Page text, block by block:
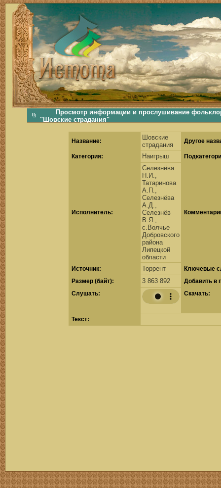
фольклорная музыка, фольклор хороводы бабушки русские народные песни послушать скачать каталог фольклора Скачать Поиск музыки, поиск фольклора, искать песни, как пели
Просмотр информации и прослушивание
"Шовские страдания"
Название:
Шовские
страдания
Другое
Категория: Наигрыш
Исполнитель:
Селезнёва
Н.И.,
Татаринова
А.П.,
Селезнёва
А.Д.,
Селезнёв
В.Я.,
с.Волчье
Добровского
района
Липецкой
области
Источник: Торрент
Ключевые
Размер (байт):
3 863 892
Добавить в
Cлушать:
Скачать:
Текст:
скачать mp3 бесплатно мп3,Россия,патриот,сохранение традиций,великая страна,история,тексты песен, описание песен, удобный каталог mp3 фольклора